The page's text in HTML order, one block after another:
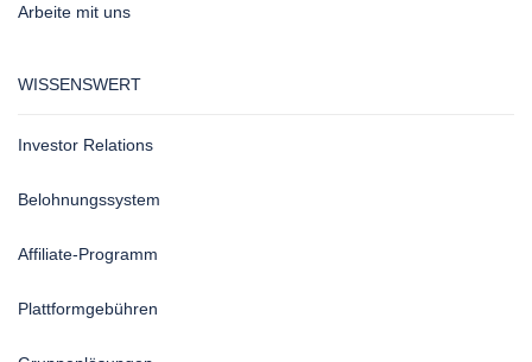
Arbeite mit uns
WISSENSWERT
Investor Relations
Belohnungssystem
Affiliate-Programm
Plattformgebühren